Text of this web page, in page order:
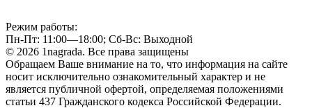
Режим работы:
Пн-Пт: 11:00—18:00; Сб-Вс: Выходной
© 2026 1nagrada. Все права защищены
Обращаем Ваше внимание на то, что информация на сайте
носит исключительно ознакомительный характер и не
является публичной офертой, определяемая положениями
статьи 437 Гражданского кодекса Российской Федерации.